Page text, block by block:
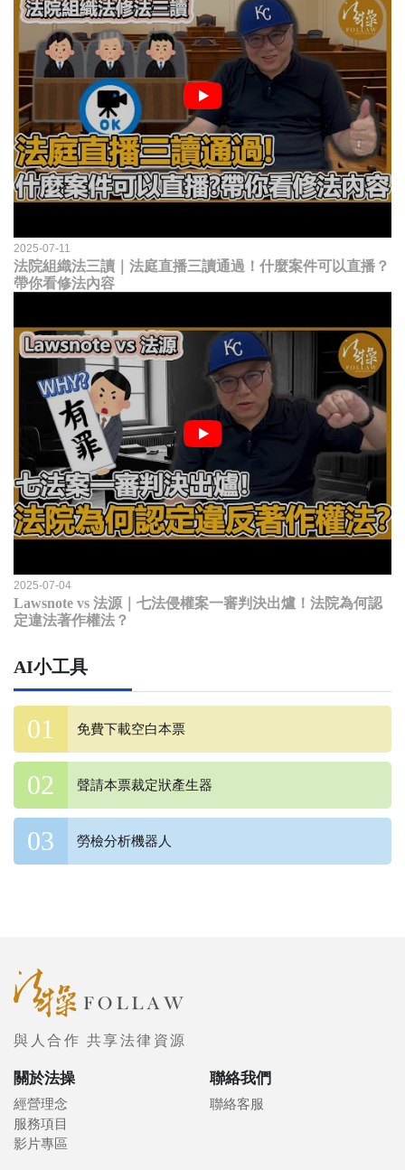
2025-07-11
法院組織法三讀｜法庭直播三讀通過！什麼案件可以直播？
帶你看修法內容
2025-07-04
Lawsnote vs 法源｜七法侵權案一審判決出爐！法院為何認
定違法著作權法？
AI小工具
免費下載空白本票
聲請本票裁定狀產生器
勞檢分析機器人
與人合作 共享法律資源
關於法操
經營理念
服務項目
影片專區
聯絡我們
聯絡客服